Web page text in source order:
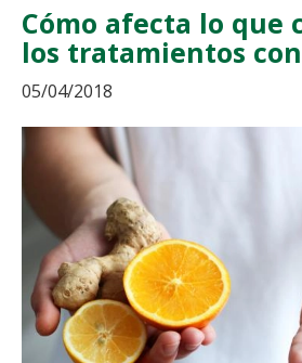
Cómo afecta lo que
los tratamientos
05/04/2018